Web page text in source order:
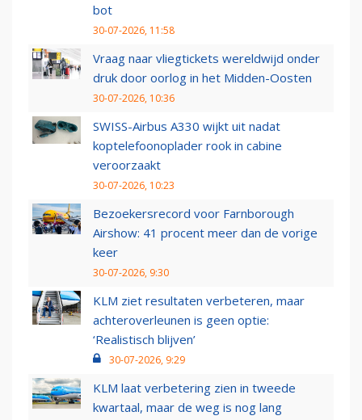
bot
30-07-2026, 11:58
Vraag naar vliegtickets wereldwijd onder
druk door oorlog in het Midden-Oosten
30-07-2026, 10:36
SWISS-Airbus A330 wijkt uit nadat
koptelefoonoplader rook in cabine
veroorzaakt
30-07-2026, 10:23
Bezoekersrecord voor Farnborough
Airshow: 41 procent meer dan de vorige
keer
30-07-2026, 9:30
KLM ziet resultaten verbeteren, maar
achteroverleunen is geen optie:
‘Realistisch blijven’
30-07-2026, 9:29
KLM laat verbetering zien in tweede
kwartaal, maar de weg is nog lang